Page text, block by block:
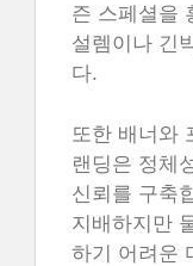
즌 스페셜을
설렘이나 긴
다.
또한 배너와
랜딩은 정체
신뢰를 구축
지배하지만
하기 어려운